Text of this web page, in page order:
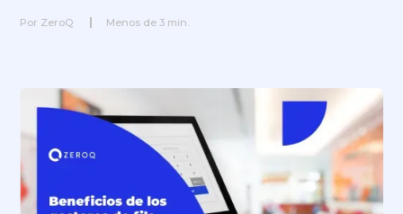
Por ZeroQ Menos de 3 min.